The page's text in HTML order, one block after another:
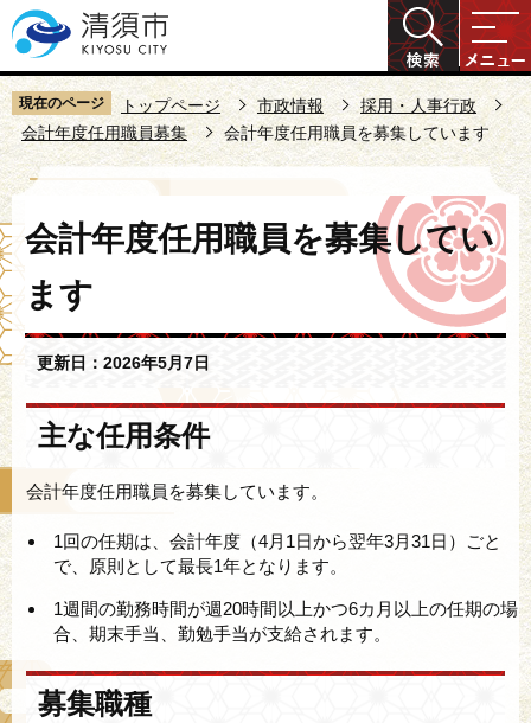
こ
の
ペ
ー
ジ
の
先
頭
で
す
現在のページ トップページ 市政情報
採用・人事行政
会計年度任用職員募集
会計年度任用職員を募集しています
文
か
会計年度任用職員を募集してい
ます
更新日：2026年5月7日
主な任用条件
会計年度任用職員を募集しています。
1回の任期は、会計年度（4月1日から翌年3月31日）ごと
で、原則として最長1年となります。
1週間の勤務時間が週20時間以上かつ6カ月以上の任期の場
合、期末手当、勤勉手当が支給されます。
募集職種